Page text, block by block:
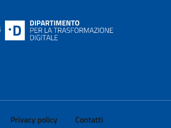
Privacy policy Contatti